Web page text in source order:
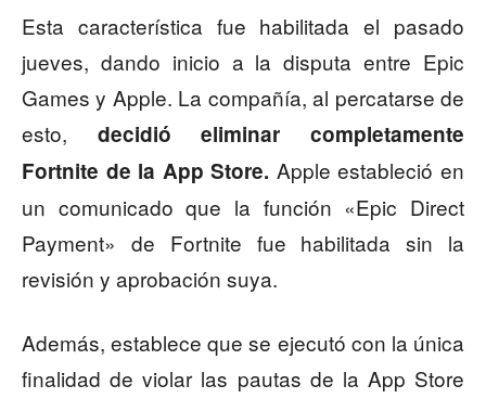
Esta característica fue habilitada el pasado
jueves, dando inicio a la disputa entre Epic
Games y Apple. La compañía, al percatarse de
esto, decidió eliminar completamente
Fortnite de la App Store. Apple estableció en
un comunicado que la función «Epic Direct
Payment» de Fortnite fue habilitada sin la
revisión y aprobación suya.
Además, establece que se ejecutó con la única
finalidad de violar las pautas de la App Store